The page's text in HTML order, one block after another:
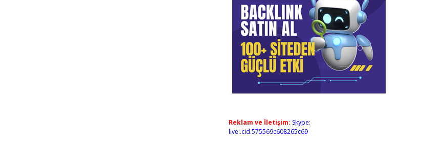
Reklam ve İletişim: Skype:
live:.cid.575569c608265c69